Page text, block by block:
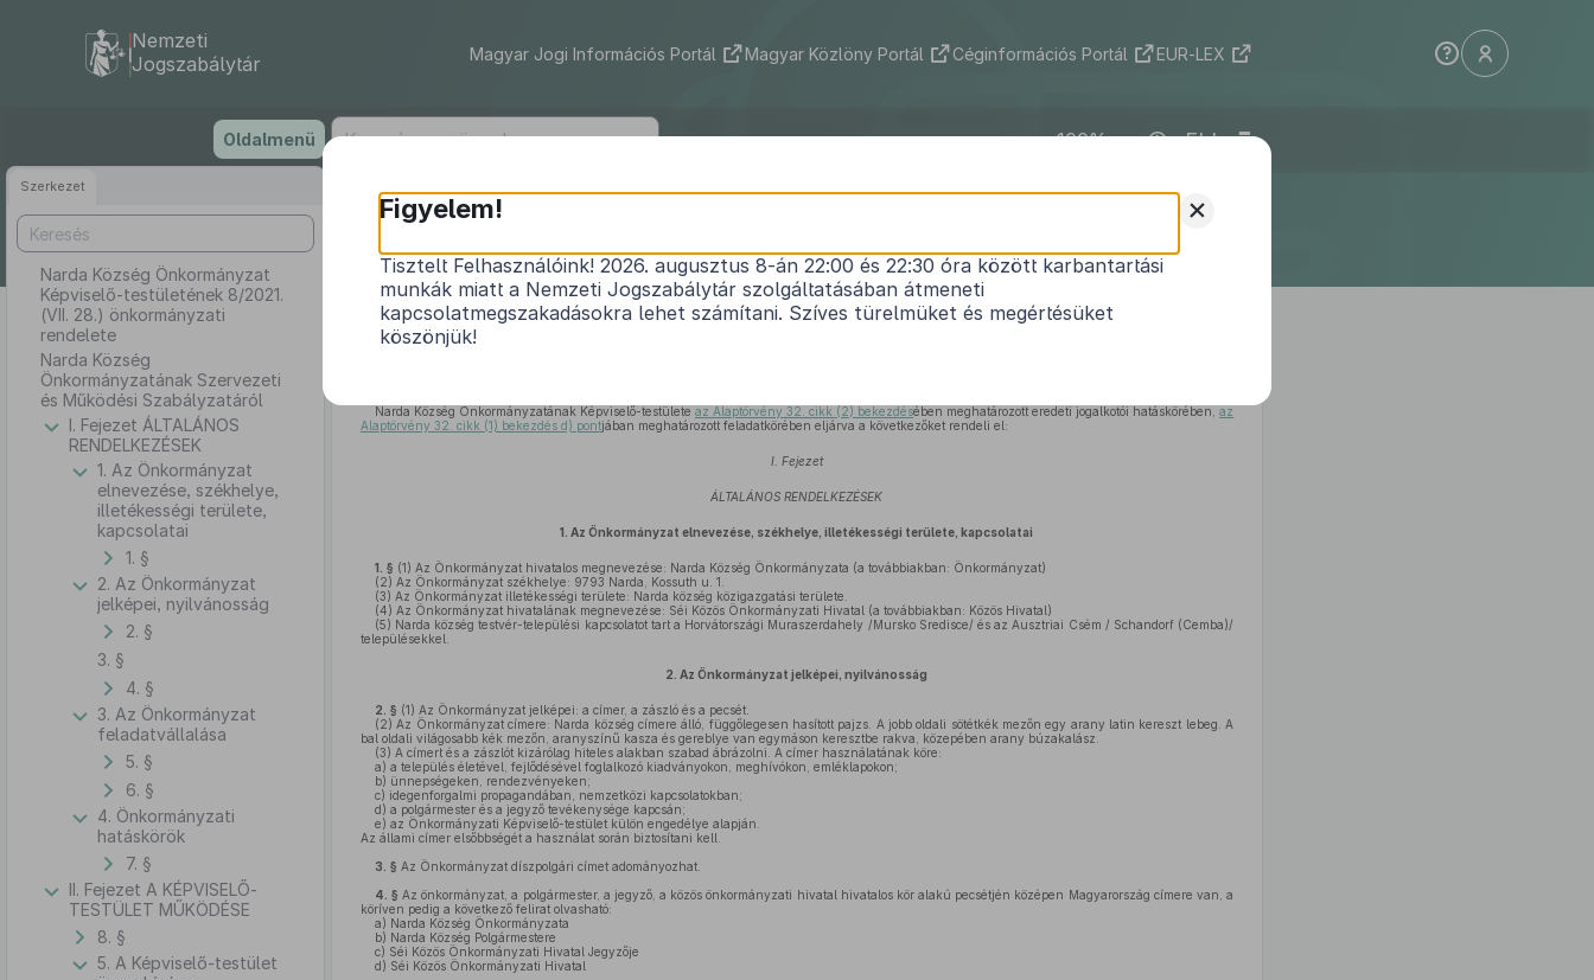
tartalomra
Nemzeti
Jogszabálytár
Magyar Jogi Információs Portál Magyar Közlöny Portál Céginformációs Portál EUR-LEX
Oldalmenü ELI
Szerkezet
Narda Község Önkormányzat
Képviselő-testületének 8/2021.
(VII. 28.) önkormányzati
rendelete
Narda Község
Önkormányzatának Szervezeti
és Működési Szabályzatáról
I. Fejezet ÁLTALÁNOS
RENDELKEZÉSEK
1. Az Önkormányzat
elnevezése, székhelye,
illetékességi területe,
kapcsolatai
1. §
2. Az Önkormányzat
jelképei, nyilvánosság
2. §
3. §
4. §
3. Az Önkormányzat
feladatvállalása
5. §
6. §
4. Önkormányzati
hatáskörök
7. §
II. Fejezet A KÉPVISELŐ-
TESTÜLET MŰKÖDÉSE
8. §
5. A Képviselő-testület
Narda Község Önkormányzat Képviselő-testületének
Narda Község Önkormányzatának Szervezeti és Működési Szabályzatáról
Narda Község Önkormányzatának Képviselő-testülete az Alaptörvény 32. cikk (2) bekezdésében meghatározott eredeti jogalkotói hatáskörében,az
Alaptörvény 32. cikk (1) bekezdés d) pontjában meghatározott feladatkörében eljárva a következőket rendeli el:
I. Fejezet
ÁLTALÁNOS RENDELKEZÉSEK
1. Az Önkormányzat elnevezése, székhelye, illetékességi területe, kapcsolatai
1. § (1) Az Önkormányzat hivatalos megnevezése: Narda Község Önkormányzata (a továbbiakban: Önkormányzat)
(2) Az Önkormányzat székhelye: 9793 Narda, Kossuth u. 1.
(3) Az Önkormányzat illetékességi területe: Narda község közigazgatási területe.
(4) Az Önkormányzat hivatalának megnevezése: Séi Közös Önkormányzati Hivatal (a továbbiakban: Közös Hivatal)
(5) Narda község testvér-települési kapcsolatot tart a Horvátországi Muraszerdahely /Mursko Sredisce/ és az Ausztriai Csém / Schandorf (Cemba)/
településekkel.
2. Az Önkormányzat jelképei, nyilvánosság
2. § (1) Az Önkormányzat jelképei: a címer, a zászló és a pecsét.
(2) Az Önkormányzat címere: Narda község címere álló, függőlegesen hasított pajzs. A jobb oldali sötétkék mezőn egy arany latin kereszt lebeg. A
bal oldali világosabb kék mezőn, aranyszínű kasza és gereblye van egymáson keresztbe rakva, közepében arany búzakalász.
(3) A címert és a zászlót kizárólag hiteles alakban szabad ábrázolni. A címer használatának köre:
a) a település életével, fejlődésével foglalkozó kiadványokon, meghívókon, emléklapokon;
b) ünnepségeken, rendezvényeken;
c) idegenforgalmi propagandában, nemzetközi kapcsolatokban;
d) a polgármester és a jegyző tevékenysége kapcsán;
e) az Önkormányzati Képviselő-testület külön engedélye alapján.
Az állami címer elsőbbségét a használat során biztosítani kell.
3. § Az Önkormányzat díszpolgári címet adományozhat.
4. § Az önkormányzat, a polgármester, a jegyző, a közös önkormányzati hivatal hivatalos kör alakú pecsétjén középen Magyarország címere van, a
köríven pedig a következő felirat olvasható:
a) Narda Község Önkormányzata
b) Narda Község Polgármestere
c) Séi Közös Önkormányzati Hivatal Jegyzője
d) Séi Közös Önkormányzati Hivatal
+
Figyelem!
Tisztelt Felhasználóink! 2026. augusztus 8-án 22:00 és 22:30 óra között karbantartási
munkák miatt a Nemzeti Jogszabálytár szolgáltatásában átmeneti
kapcsolatmegszakadásokra lehet számítani. Szíves türelmüket és megértésüket
köszönjük!